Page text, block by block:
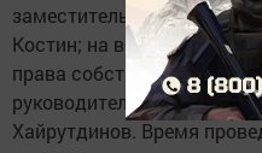
заместитель
Костин; на вопросы о
права собственности по
руководителя
Хайрутдинов. Время